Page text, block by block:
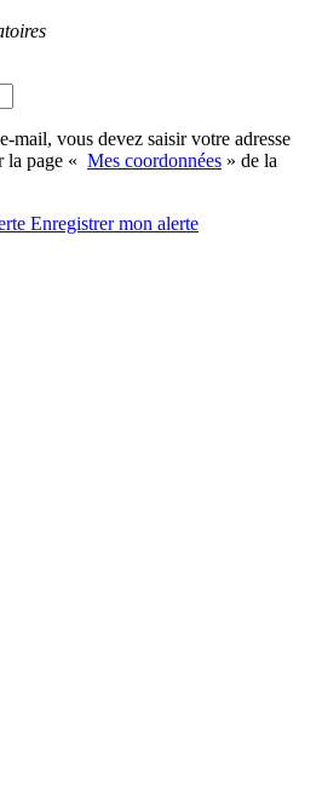
mail, vous devez saisir votre adresse
la page « Mes coordonnées » de la
Enregistrermon alerte